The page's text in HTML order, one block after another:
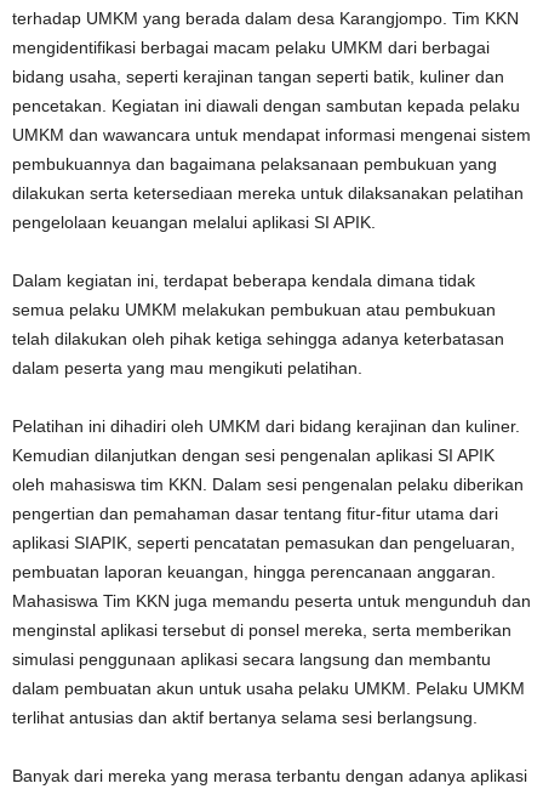
terhadap UMKM yang berada dalam desa Karangjompo. Tim KKN
mengidentifikasi berbagai macam pelaku UMKM dari berbagai
bidang usaha, seperti kerajinan tangan seperti batik, kuliner dan
pencetakan. Kegiatan ini diawali dengan sambutan kepada pelaku
UMKM dan wawancara untuk mendapat informasi mengenai sistem
pembukuannya dan bagaimana pelaksanaan pembukuan yang
dilakukan serta ketersediaan mereka untuk dilaksanakan pelatihan
pengelolaan keuangan melalui aplikasi SI APIK.
Dalam kegiatan ini, terdapat beberapa kendala dimana tidak
semua pelaku UMKM melakukan pembukuan atau pembukuan
telah dilakukan oleh pihak ketiga sehingga adanya keterbatasan
dalam peserta yang mau mengikuti pelatihan.
Pelatihan ini dihadiri oleh UMKM dari bidang kerajinan dan kuliner.
Kemudian dilanjutkan dengan sesi pengenalan aplikasi SI APIK
oleh mahasiswa tim KKN. Dalam sesi pengenalan pelaku diberikan
pengertian dan pemahaman dasar tentang fitur-fitur utama dari
aplikasi SIAPIK, seperti pencatatan pemasukan dan pengeluaran,
pembuatan laporan keuangan, hingga perencanaan anggaran.
Mahasiswa Tim KKN juga memandu peserta untuk mengunduh dan
menginstal aplikasi tersebut di ponsel mereka, serta memberikan
simulasi penggunaan aplikasi secara langsung dan membantu
dalam pembuatan akun untuk usaha pelaku UMKM. Pelaku UMKM
terlihat antusias dan aktif bertanya selama sesi berlangsung.
Banyak dari mereka yang merasa terbantu dengan adanya aplikasi